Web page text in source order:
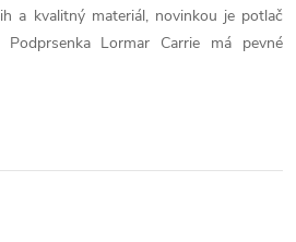
a kvalitný materiál, novinkou je potlač
Lormar Carrie má pevné